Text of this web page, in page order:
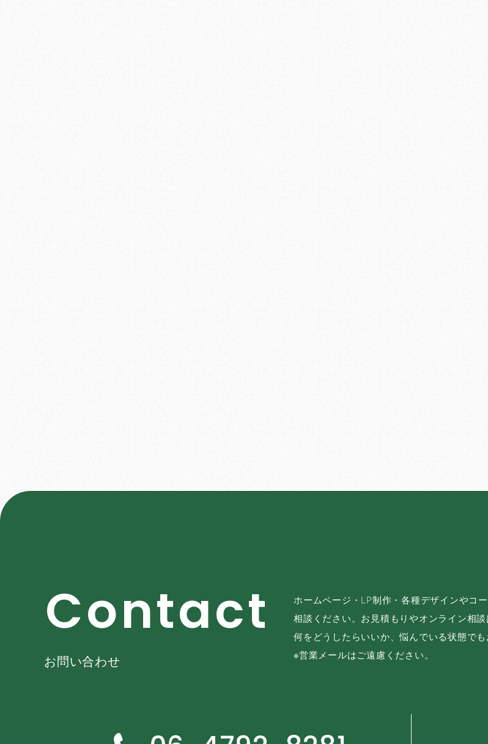
Contact
お問い合わせ
ホームページ・LP制作・各種デザインやコ
相談ください。お見積もりやオンライン相談
何をどうしたらいいか、悩んでいる状態でも
※営業メールはご遠慮ください。